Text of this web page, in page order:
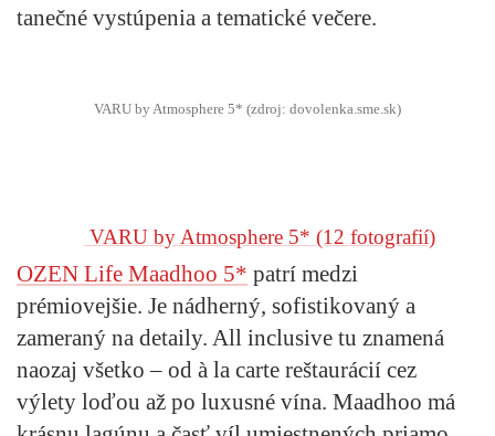
tanečné vystúpenia a tematické večere.
VARU by Atmosphere 5* (zdroj: dovolenka.sme.sk)
VARU by Atmosphere 5* (12 fotografií)
OZEN Life Maadhoo 5* patrí medzi
prémiovejšie. Je nádherný, sofistikovaný a
zameraný na detaily. All inclusive tu znamená
naozaj všetko – od à la carte reštaurácií cez
výlety loďou až po luxusné vína. Maadhoo má